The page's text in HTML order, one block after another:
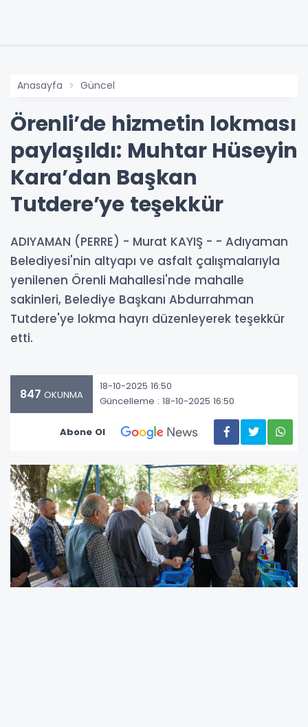
Anasayfa Güncel
Örenli’de hizmetin lokması
paylaşıldı: Muhtar Hüseyin
Kara’dan Başkan
Tutdere’ye teşekkür
ADIYAMAN (PERRE) - Murat KAYIŞ - - Adıyaman
Belediyesi'nin altyapı ve asfalt çalışmalarıyla
yenilenen Örenli Mahallesi'nde mahalle
sakinleri, Belediye Başkanı Abdurrahman
Tutdere'ye lokma hayrı düzenleyerek teşekkür
etti.
847 OKUNMA
18-10-2025 16:50
Güncelleme : 18-10-2025 16:50
Abone Ol